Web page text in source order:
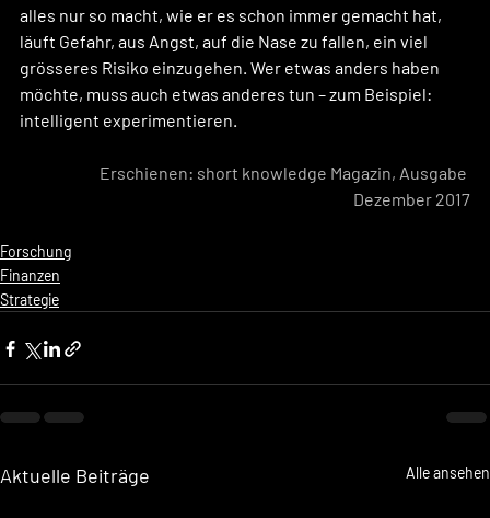
alles nur so macht, wie er es schon immer gemacht hat,
läuft Gefahr, aus Angst, auf die Nase zu fallen, ein viel
grösseres Risiko einzugehen. Wer etwas anders haben
möchte, muss auch etwas anderes tun – zum Beispiel:
intelligent experimentieren.
Erschienen: short knowledge Magazin, Ausgabe
Dezember 2017
Forschung
Finanzen
Strategie
Aktuelle Beiträge Alle ansehen